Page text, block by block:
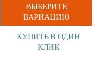
ВЫБЕРИТЕ
ВАРИАЦИЮ
КУПИТЬ В ОДИН
КЛИК